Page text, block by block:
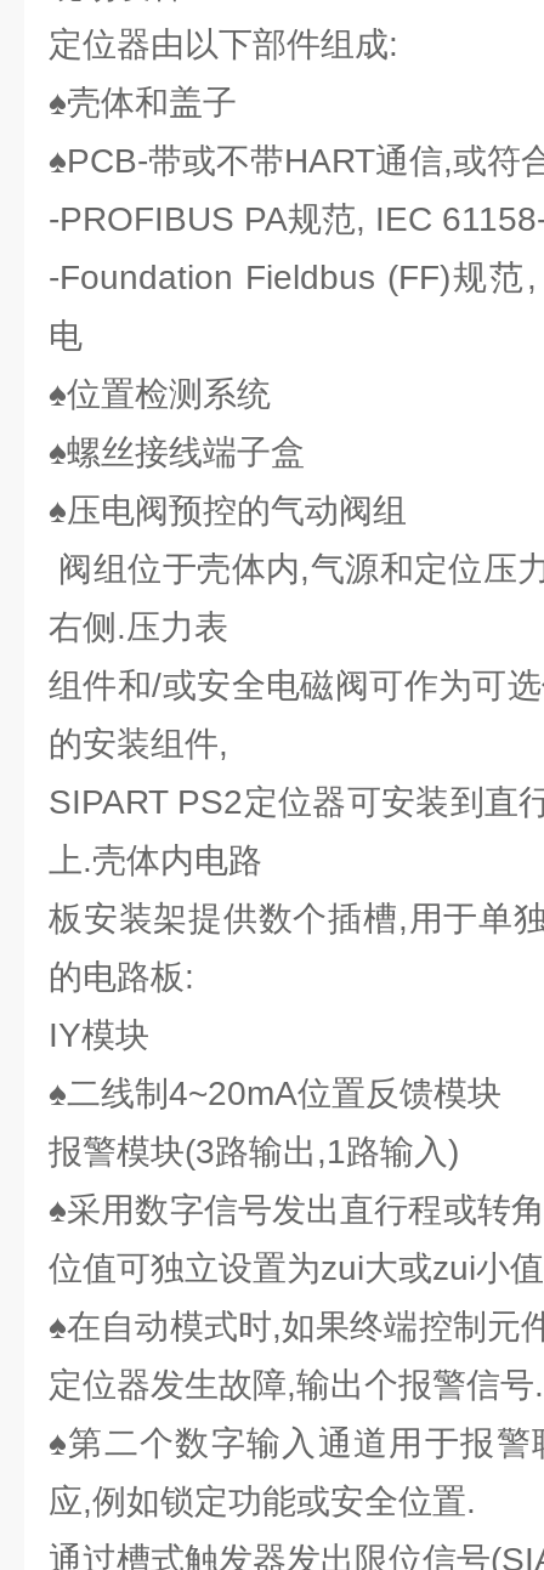
定位器由以下部件组成:
♠壳体和盖子
♠PCB-带或不带HART通信,或符
-PROFIBUS PA规范, IEC
-Foundation Fieldbus (FF)规范
电
♠位置检测系统
♠螺丝接线端子盒
♠压电阀预控的气动阀组
阀组位于壳体内,气源和定位压
右侧.压力表
组件和/或安全电磁阀可作为可
的安装组件,
SIPART PS2定位器可安装到直
上.壳体内电路
板安装架提供数个插槽,用于单
的电路板:
IY模块
♠二线制4~20mA位置反馈模块
报警模块(3路输出,1路输入)
♠采用数字信号发出直行程或转
位值可独立设置为zui大或zui小
♠在自动模式时,如果终端控制元
定位器发生故障,输出个报警信号.
♠第二个数字输入通道用于报
应,例如锁定功能或安全位置.
通过槽式触发器发出限位信号